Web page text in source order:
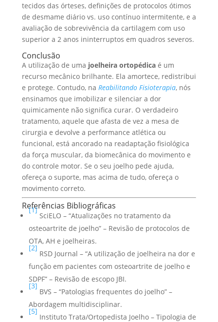
tecidos das órteses, definições de protocolos ótimos
de desmame diário vs. uso contínuo intermitente, e a
avaliação de sobrevivência da cartilagem com uso
superior a 2 anos ininterruptos em quadros severos.
Conclusão
A utilização de uma joelheira ortopédicaé um
recurso mecânico brilhante. Ela amortece, redistribui
e protege. Contudo, na Reabilitando Fisioterapia, nós
ensinamos que imobilizar e silenciar a dor
quimicamente não significa curar. O verdadeiro
tratamento, aquele que afasta de vez a mesa de
cirurgia e devolve a performance atlética ou
funcional, está ancorado na readaptação fisiológica
da força muscular, da biomecânica do movimento e
do controle motor. Se o seu joelho pede ajuda,
ofereça o suporte, mas acima de tudo, ofereça o
movimento correto.
Referências Bibliográficas
[1]
SciELO – “Atualizações no tratamento da
osteoartrite de joelho” – Revisão de protocolos de
OTA, AH e joelheiras.
[2]
RSD Journal – “A utilização de joelheira na dor e
função em pacientes com osteoartrite de joelho e
SDPF” – Revisão de escopo JBI.
[3]
BVS – “Patologias frequentes do joelho” –
Abordagem multidisciplinar.
[5]
Instituto Trata/Ortopedista Joelho – Tipologia de